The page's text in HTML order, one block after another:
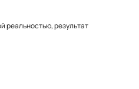
реальностью, результат